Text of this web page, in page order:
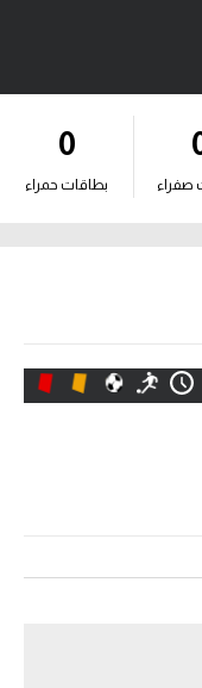
صفراء
0
بطاقات حمراء